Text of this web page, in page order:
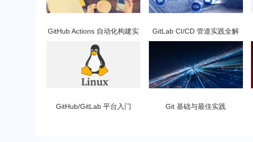
GitHub Actions 自动化构建实
GitLab CI/CD 管道实践全解
析：从入门到实战
GitHub/GitLab 平台入门 Git 基础与最佳实践